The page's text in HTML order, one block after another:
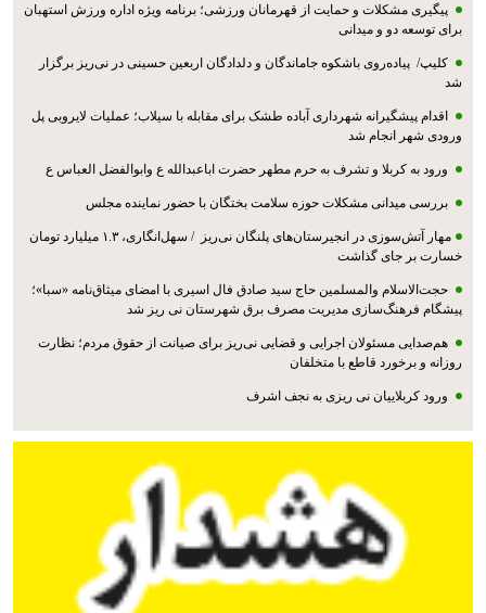
پیگیری مشکلات و حمایت از قهرمانان ورزشی؛ برنامه ویژه اداره ورزش استهبان
برای توسعه دو و میدانی
کلیپ/ پیاده‌روی باشکوه جاماندگان و دلدادگان اربعین حسینی در نی‌ریز برگزار
شد
اقدام پیشگیرانه شهرداری آباده طشک برای مقابله با سیلاب؛ عملیات لایروبی پل
ورودی شهر انجام شد
ورود به کربلا و تشرف به حرم مطهر حضرت اباعبدالله ع وابوالفضل العباس ع
بررسی میدانی مشکلات حوزه سلامت بختگان با حضور نماینده مجلس
مهار آتش‌سوزی در انجیرستان‌های پلنگان نی‌ریز / سهل‌انگاری، ۱.۳ میلیارد تومان
خسارت بر جای گذاشت
حجت‌الاسلام والمسلمین حاج سید صادق فال اسیری با امضای میثاق‌نامه «سبا»؛
پیشگام فرهنگ‌سازی مدیریت مصرف برق شهرستان نی ریز شد
هم‌صدایی مسئولان اجرایی و قضایی نی‌ریز برای صیانت از حقوق مردم؛ نظارت
روزانه و برخورد قاطع با متخلفان
ورود کربلاییان نی ریزی به نجف اشرف